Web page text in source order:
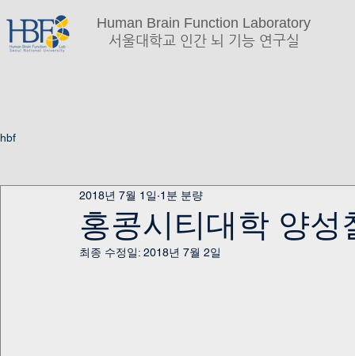
Human Brain Function Laboratory
서울대학교 인간 뇌 기능 연구실
hbf
홍콩시티대학 양성
2018년 7월 1일 1분 분량
최종 수정일: 2018년 7월 2일